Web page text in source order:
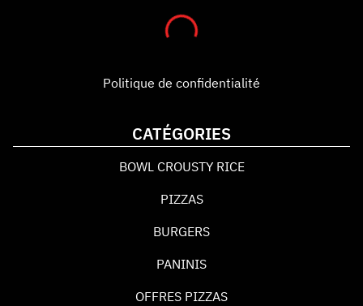
Politique de confidentialité
CATÉGORIES
BOWL CROUSTY RICE
PIZZAS
BURGERS
PANINIS
OFFRES PIZZAS